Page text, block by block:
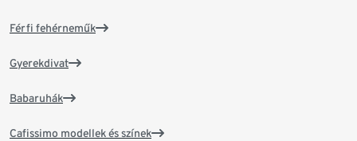
Férfi fehérneműk
Gyerekdivat
Babaruhák
Cafissimo modellek és színek